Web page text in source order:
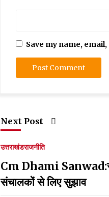
Save my name,
Next Post
उत्तराखंडराजनीति
Cm Dhami
संचालकों से लिए सुझाव